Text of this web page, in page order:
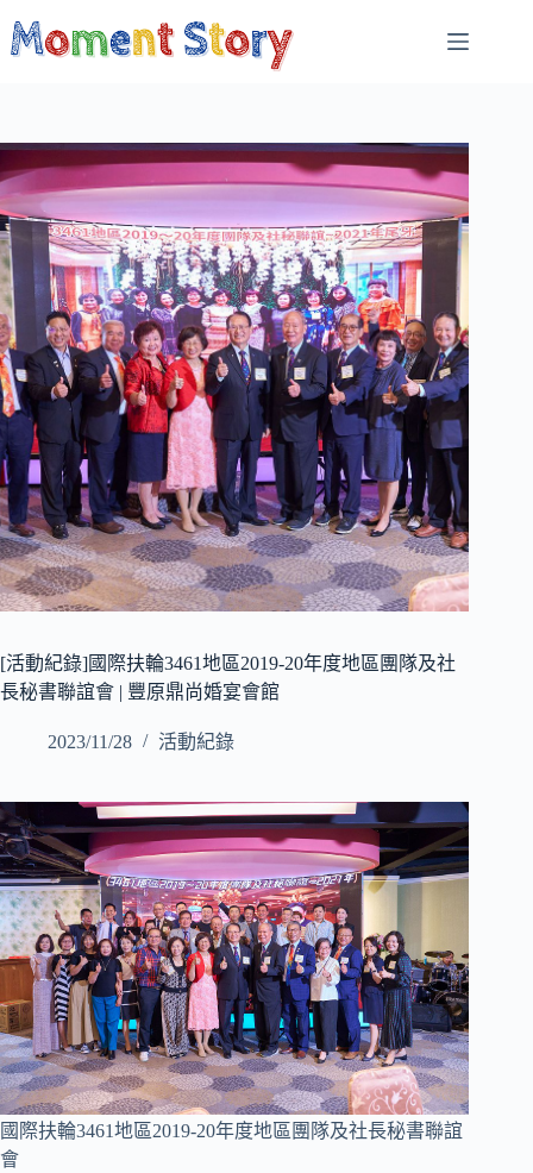
至
[活動紀錄]國際扶輪3461地區2019-20年度地區團隊及社
長秘書聯誼會 | 豐原鼎尚婚宴會館
2023/11/28 活動紀錄
國際扶輪3461地區2019-20年度地區團隊及社長秘書聯誼
會